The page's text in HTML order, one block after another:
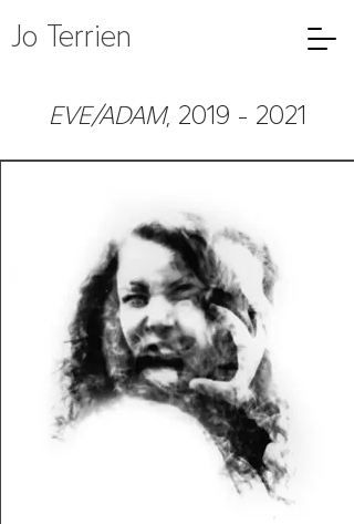
Jo Terrien
EVE/ADAM, 2019 - 2021